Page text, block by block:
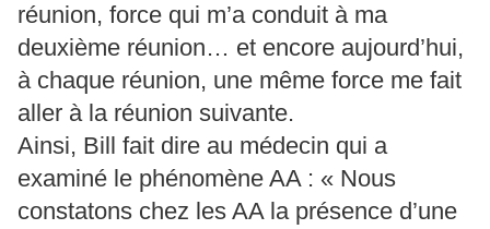
réunion, force qui m’a conduit à ma
deuxième réunion… et encore aujourd’hui,
à chaque réunion, une même force me fait
aller à la réunion suivante.
Ainsi, Bill fait dire au médecin qui a
examiné le phénomène AA : « Nous
constatons chez les AA la présence d’une